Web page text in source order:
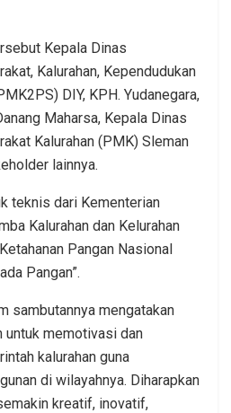
Kepala Dinas
Kalurahan, Kependudukan
DIY, KPH. Yudanegara,
Maharsa, Kepala Dinas
Kalurahan (PMK) Sleman
lainnya.
teknis dari Kementerian
Kalurahan dan Kelurahan
Pangan Nasional
Pangan”.
sambutannya mengatakan
untuk memotivasi dan
kalurahan guna
di wilayahnya. Diharapkan
kreatif, inovatif,